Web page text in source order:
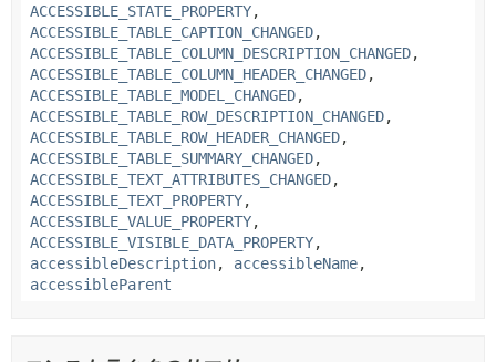
ACCESSIBLE_STATE_PROPERTY,
ACCESSIBLE_TABLE_CAPTION_CHANGED,
ACCESSIBLE_TABLE_COLUMN_DESCRIPTION_CHANGED,
ACCESSIBLE_TABLE_COLUMN_HEADER_CHANGED,
ACCESSIBLE_TABLE_MODEL_CHANGED,
ACCESSIBLE_TABLE_ROW_DESCRIPTION_CHANGED,
ACCESSIBLE_TABLE_ROW_HEADER_CHANGED,
ACCESSIBLE_TABLE_SUMMARY_CHANGED,
ACCESSIBLE_TEXT_ATTRIBUTES_CHANGED,
ACCESSIBLE_TEXT_PROPERTY,
ACCESSIBLE_VALUE_PROPERTY,
ACCESSIBLE_VISIBLE_DATA_PROPERTY,
accessibleDescription, accessibleName,
accessibleParent